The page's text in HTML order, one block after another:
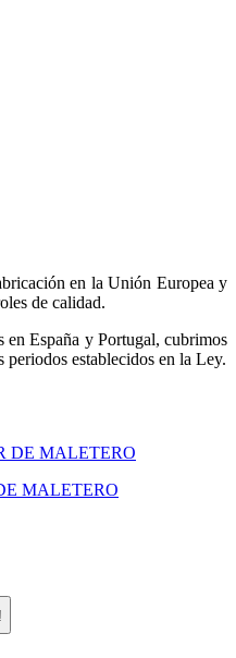
en la Unión Europea y
de calidad.
España y Portugal, cubrimos
establecidos en la Ley.
MALETERO